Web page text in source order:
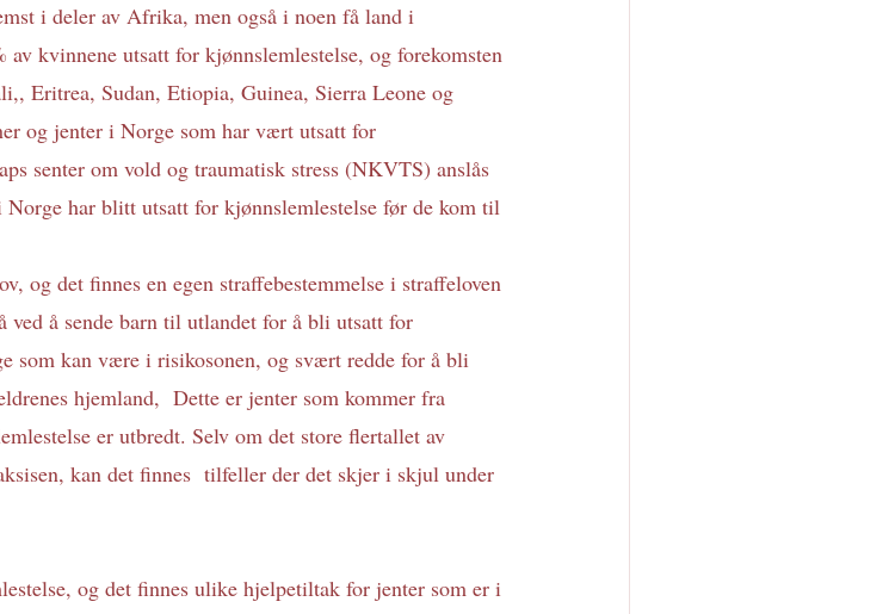
i deler av Afrika, men også i noen få land i
kvinnene utsatt for kjønnslemlestelse, og forekomsten
Eritrea, Sudan, Etiopia, Guinea, Sierra Leone og
og jenter i Norge som har vært utsatt for
senter om vold og traumatisk stress (NKVTS) anslås
har blitt utsatt for kjønnslemlestelse før de kom til
og det finnes en egen straffebestemmelse i straffeloven
å sende barn til utlandet for å bli utsatt for
som kan være i risikosonen, og svært redde for å bli
hjemland,  Dette er jenter som kommer fra
er utbredt. Selv om det store flertallet av
kan det finnes  tilfeller der det skjer i skjul under
og det finnes ulike hjelpetiltak for jenter som er i